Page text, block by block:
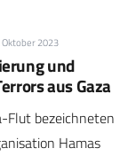
Oktober 2023
und
aus Gaza
Flut bezeichneten
Hamas